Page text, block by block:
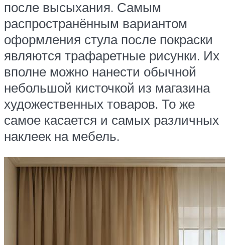
после высыхания. Самым
распространённым вариантом
оформления стула после покраски
являются трафаретные рисунки. Их
вполне можно нанести обычной
небольшой кисточкой из магазина
художественных товаров. То же
самое касается и самых различных
наклеек на мебель.